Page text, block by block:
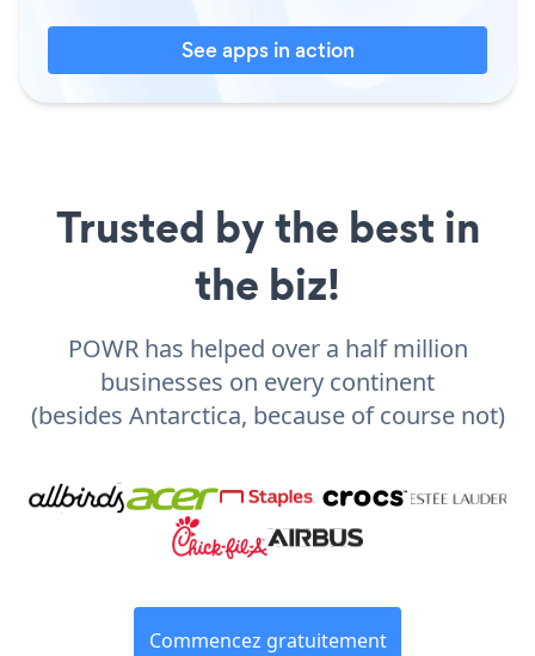
See apps in action
Trusted by the best in
the biz!
POWR has helped over a half million
businesses on every continent
(besides Antarctica, because of course not)
Commencez gratuitement